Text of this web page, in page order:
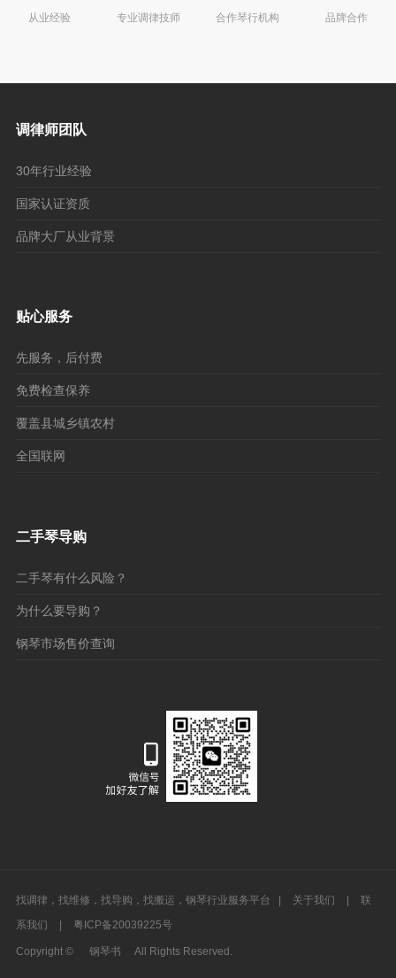
从业经验 专业调律技师 合作琴行机构 品牌合作
调律师团队
30年行业经验
国家认证资质
品牌大厂从业背景
贴心服务
先服务，后付费
免费检查保养
覆盖县城乡镇农村
全国联网
二手琴导购
二手琴有什么风险？
为什么要导购？
钢琴市场售价查询
找调律，找维修，找导购，找搬运，钢琴行业服务平台 | 关于我们
联
系我们
粤ICP备20039225号
Copyright © 钢琴书 All Rights Reserved.